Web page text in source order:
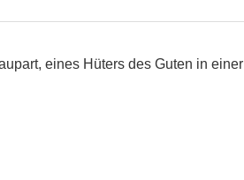
eines Hüters des Guten in einer